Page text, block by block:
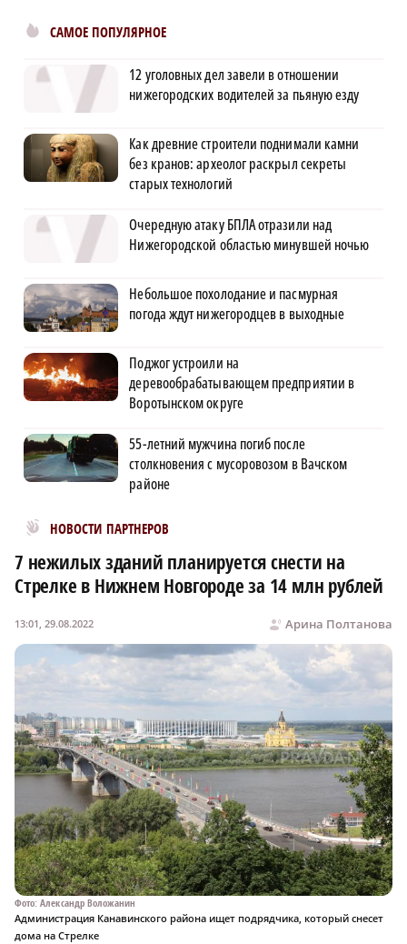
САМОЕ ПОПУЛЯРНОЕ
12 уголовных дел завели в отношении
нижегородских водителей за пьяную езду
Как древние строители поднимали камни
без кранов: археолог раскрыл секреты
старых технологий
Очередную атаку БПЛА отразили над
Нижегородской областью минувшей ночью
Небольшое похолодание и пасмурная
погода ждут нижегородцев в выходные
Поджог устроили на
деревообрабатывающем предприятии в
Воротынском округе
55-летний мужчина погиб после
столкновения с мусоровозом в Вачском
районе
НОВОСТИ ПАРТНЕРОВ
Новости МирТесен
7 нежилых зданий планируется снести на
Стрелке в Нижнем Новгороде за 14 млн рублей
Арина Полтанова
13:01, 29.08.2022
Фото: Александр Воложанин
Администрация Канавинского района ищет подрядчика, который снесет
дома на Стрелке